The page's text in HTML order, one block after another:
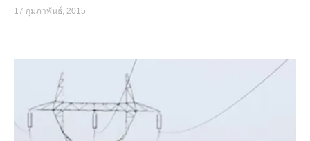
17 กุมภาพันธ์, 2015